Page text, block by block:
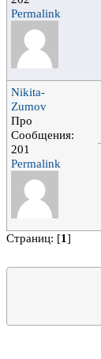
Permalink
Nikita-
Zumov
Про
Сообщения:
201
Permalink
Страниц: [1]